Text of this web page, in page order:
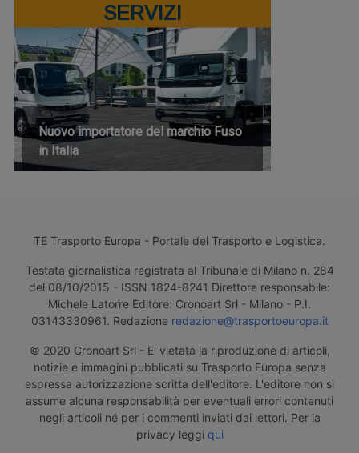
SERVIZI
Nuovo importatore del marchio Fuso
in Italia
TE Trasporto Europa - Portale del Trasporto e Logistica.
Testata giornalistica registrata al Tribunale di Milano n. 284
del 08/10/2015 - ISSN 1824-8241 Direttore responsabile:
Michele Latorre Editore: Cronoart Srl - Milano - P.I.
03143330961. Redazione redazione@trasportoeuropa.it
© 2020 Cronoart Srl - E' vietata la riproduzione di articoli,
notizie e immagini pubblicati su Trasporto Europa senza
espressa autorizzazione scritta dell'editore. L'editore non si
assume alcuna responsabilità per eventuali errori contenuti
negli articoli né per i commenti inviati dai lettori. Per la
privacy leggi qui